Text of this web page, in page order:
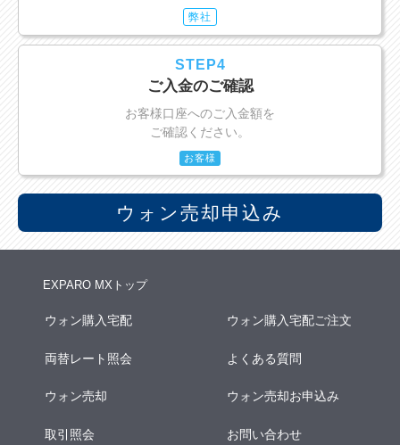
弊社
STEP4
ご入金のご確認
お客様口座へのご入金額を
ご確認ください。
お客様
ウォン売却申込み
EXPARO MXトップ
ウォン購入宅配 ウォン購入宅配ご注文
両替レート照会 よくある質問
ウォン売却 ウォン売却お申込み
取引照会 お問い合わせ